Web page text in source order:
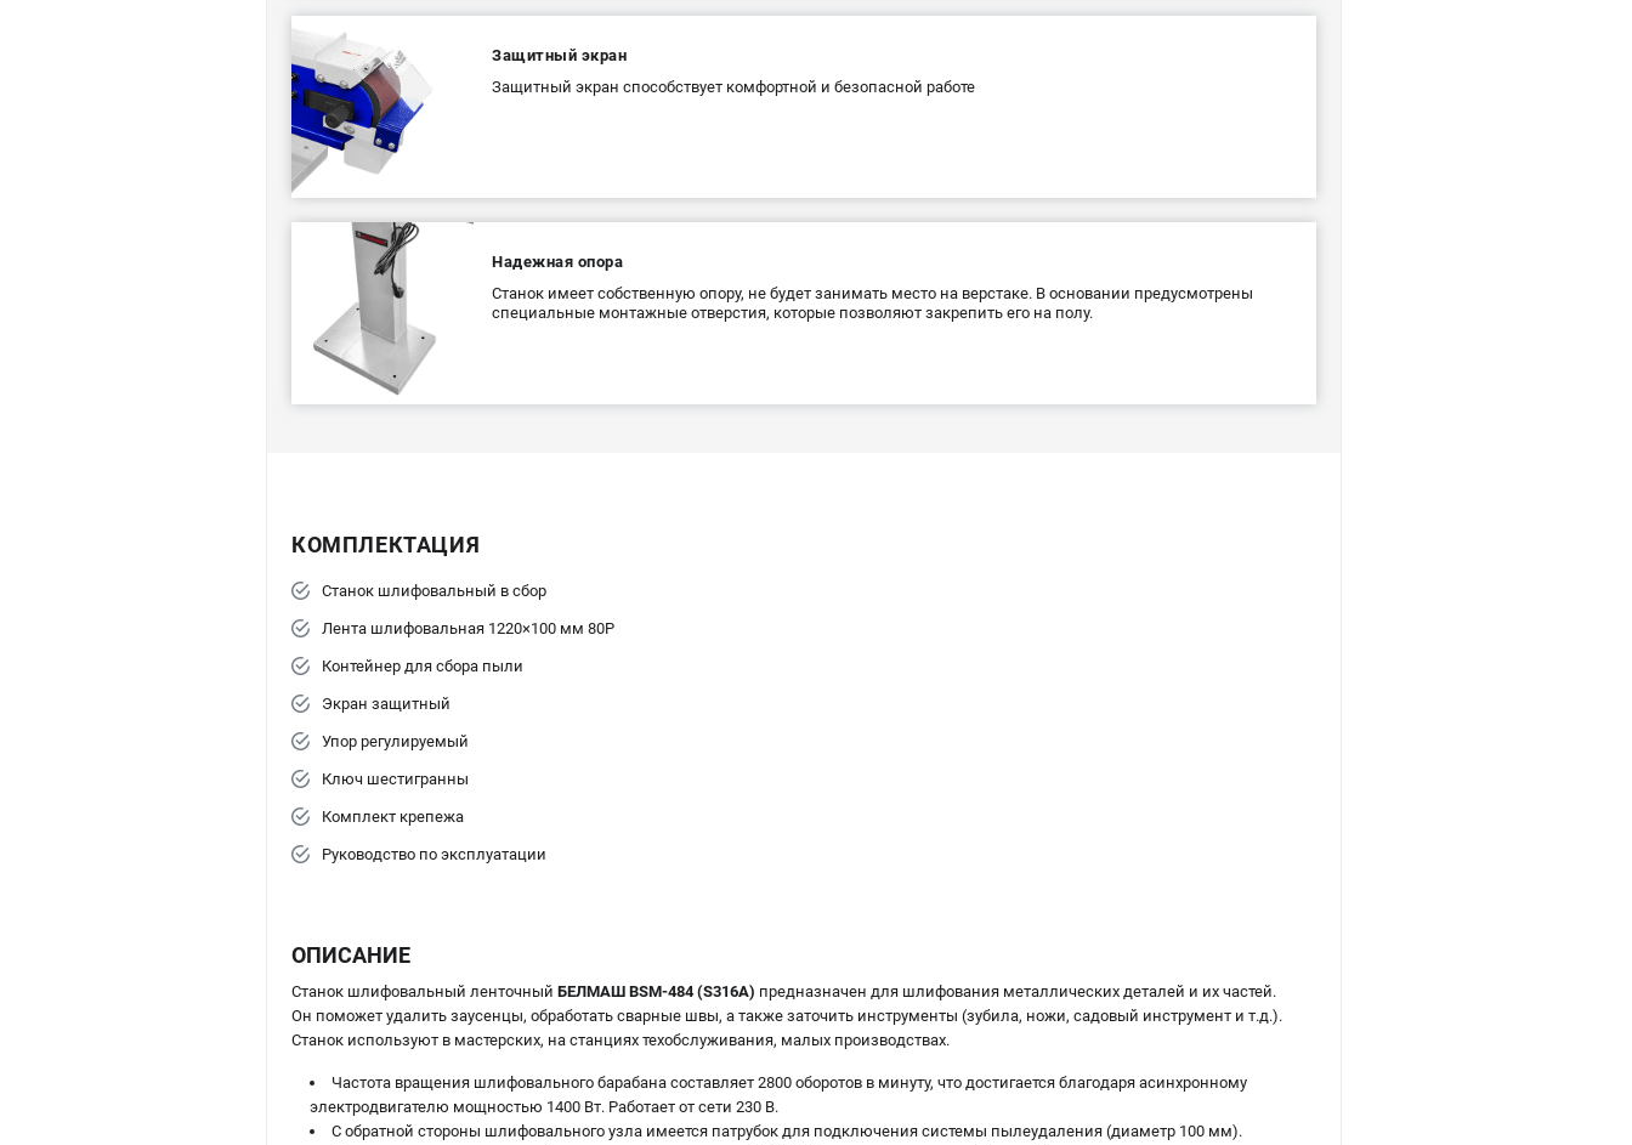
Защитный экран
Защитный экран способствует комфортной и безопасной работе
Надежная опора
Станок имеет собственную опору, не будет занимать место на верстаке. В основании предусмотрены
специальные монтажные отверстия, которые позволяют закрепить его на полу.
КОМПЛЕКТАЦИЯ
Станок шлифовальный в сбор
Лента шлифовальная 1220×100 мм 80Р
Контейнер для сбора пыли
Экран защитный
Упор регулируемый
Ключ шестигранны
Комплект крепежа
Руководство по эксплуатации
ОПИСАНИЕ
Станок шлифовальный ленточный БЕЛМАШ BSM-484 (S316A) предназначен для шлифования металлических деталей и их частей.
Он поможет удалить заусенцы, обработать сварные швы, а также заточить инструменты (зубила, ножи, садовый инструмент и т.д.).
Станок используют в мастерских, на станциях техобслуживания, малых производствах.
Частота вращения шлифовального барабана составляет 2800 оборотов в минуту, что достигается благодаря асинхронному
электродвигателю мощностью 1400 Вт. Работает от сети 230 В.
С обратной стороны шлифовального узла имеется патрубок для подключения системы пылеудаления (диаметр 100 мм).